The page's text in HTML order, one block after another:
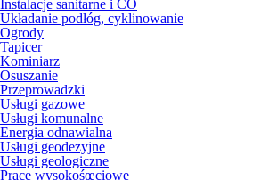
Instalacje sanitarne i CO
Układanie podłóg, cyklinowanie
Ogrody
Tapicer
Kominiarz
Osuszanie
Przeprowadzki
Usługi gazowe
Usługi komunalne
Energia odnawialna
Usługi geodezyjne
Usługi geologiczne
Prace wysokośœciowe